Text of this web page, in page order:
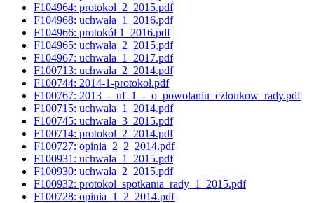
F104964: protokol_2_2015.pdf
F104968: uchwała_1_2016.pdf
F104966: protokół 1_2016.pdf
F104965: uchwala_2_2015.pdf
F104967: uchwala_1_2017.pdf
F100713: uchwala_2_2014.pdf
F100744: 2014-1-protokol.pdf
F100767: 2013_-_uf_1_-_o_powolaniu_czlonkow_rady.pdf
F100715: uchwala_1_2014.pdf
F100745: uchwala_3_2015.pdf
F100714: protokol_2_2014.pdf
F100727: opinia_2_2_2014.pdf
F100931: uchwala_1_2015.pdf
F100930: uchwala_2_2015.pdf
F100932: protokol_spotkania_rady_1_2015.pdf
F100728: opinia_1_2_2014.pdf